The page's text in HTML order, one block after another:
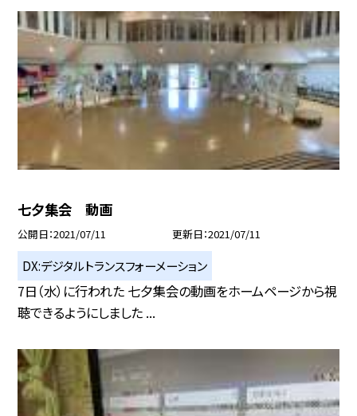
七夕集会 動画
公開日 2021/07/11 更新日 2021/07/11
DX:デジタルトランスフォーメーション
7日（水）に行われた 七夕集会の動画をホームページから視
聴できるようにしました ...